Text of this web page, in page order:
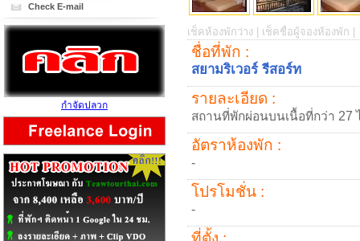
เช็คห้องพักว่าง | เช็คชื่อผู้จองห้องพัก |
ชื่อที่พัก :
สยามริเวอร์ รีสอร์ท
รายละเอียด :
สถานที่พักผ่อนบนเนื้อที่กว่า 27
อัตราห้องพัก :
-
โปรโมชั่น :
-
Check E-mail
กำจัดปลวก